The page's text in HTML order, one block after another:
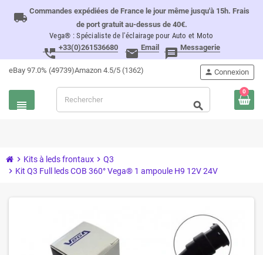
local_shipping Commandes expédiées de France le jour même jusqu'à 15h. Frais
de port gratuit au-dessus de 40€.
Vega® : Spécialiste de l'éclairage pour Auto et Moto
perm_phone_msg +33(0)261536680 email Email message Messagerie
eBay 97.0% (49739)Amazon 4.5/5 (1362)
view_headline
person Connexion
search
0
chevron_right Kits à leds frontaux chevron_right Q3
chevron_right Kit Q3 Full leds COB 360° Vega® 1 ampoule H9 12V 24V